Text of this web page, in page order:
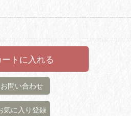
ートに入れる
お問い合わせ
気に入り登録